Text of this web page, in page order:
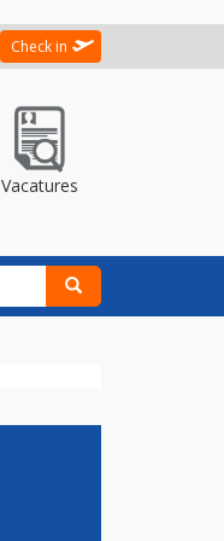
Check in
Vacatures